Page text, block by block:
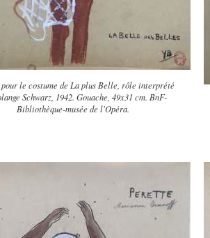
le costume de La plus Belle, rôle interprété
Schwarz, 1942. Gouache, 49x31 cm. BnF-
Bibliothèque-musée de l'Opéra.